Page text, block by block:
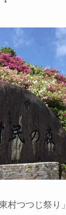
村つつじ祭り